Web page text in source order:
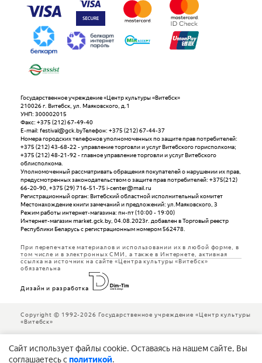
Cайт использует файлы cookie. Оставаясь на нашем сайте, Вы
соглашаетесь сполитикой.
Государственное учреждение «Центр культуры «Витебск»
210026 г. Витебск, ул. Маяковского, д.1
УНП: 300002015
Факс: +375 (212) 67-49-40
E-mail: festival@gck.byТелефон: +375 (212) 67-44-37
Номера городских телефонов уполномоченных по защите прав потребителей:
+375 (212) 43-68-22 - управление торговли и услуг Витебского горисполкома;
+375 (212) 48-21-92 - главное управление торговли и услуг Витебского
облисполкома.
Уполномоченный рассматривать обращения покупателей о нарушении их прав,
предусмотренных законодательством о защите прав потребителей: +375(212)
66-20-90, +375 (29) 716-51-75 i-center@mail.ru
Регистрационный орган: Витебский областной исполнительный комитет
Местонахождение книги замечаний и предложений: ул.Маяковского, 3
Режим работы интернет-магазина: пн-пт (10:00 - 19:00)
Интернет-магазин market.gck.by, 04.08.2023г. добавлен в Торговый реестр
Республики Беларусь с регистрационным номером 562478.
При перепечатке материалов и использовании их в любой форме, в
том числе и в электронных СМИ, а также в Интернете, активная
ссылка на источник на сайте «Центра культуры «Витебск»
обязательна
Дизайн и разработка
Copyright © 1992-2026 Государственное учреждение «Центр культуры
«Витебск»